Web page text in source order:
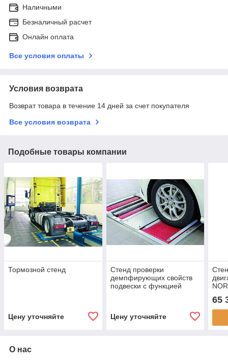
Наличными
Безналичный расчет
Онлайн оплата
Все условия оплаты
Условия возврата
Возврат товара в течение 14 дней за счет покупателя
Все условия возврата
Подобные товары компании
Тормозной стенд
Цену уточняйте
Стенд проверки
демпфирующих свойств
подвески с функцией
Цену уточняйте
65
О нас